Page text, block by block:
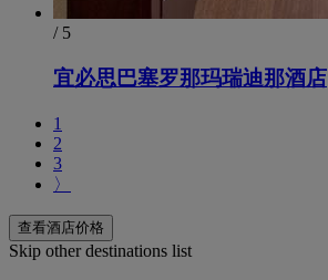
/ 5
宜必思巴塞罗那玛瑞迪那酒店
1
2
3
〉
查看酒店价格
Skip other destinations list